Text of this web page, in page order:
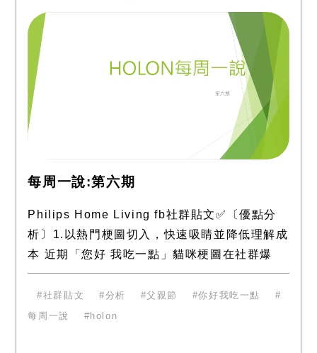
每周一說:第六期
Philips Home Living fb社群貼文✅〔優點分
析〕1.以熱門梗圖切入，快速吸睛並降低理解成
本 近期「您好 我吃一點」貓咪梗圖在社群爆
紅，品牌直接套用相同結構，讓消費者一眼就
能辨識並產
社群貼文 分析 父親節
你好我吃一點
每周一說
holon